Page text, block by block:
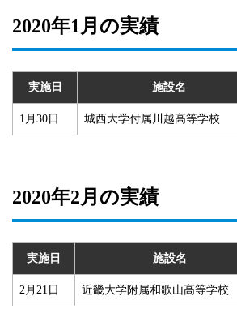
2020年1月の実績
実施日 施設名
1月30日 城西大学付属川越高等学校
2020年2月の実績
実施日 施設名
2月21日 近畿大学附属和歌山高等学校